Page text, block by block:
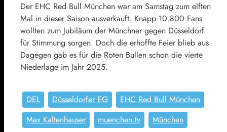
Der EHC Red Bull München war am Samstag zum elften
Mal in dieser Saison ausverkauft. Knapp 10.800 Fans
wollten zum Jubiläum der Münchner gegen Düsseldorf
für Stimmung sorgen. Doch die erhoffte Feier blieb aus.
Dagegen gab es für die Roten Bullen schon die vierte
Niederlage im Jahr 2025.
DEL Düsseldorfer EG
EHC Red Bull München
Max Kaltenhauser
muenchen.tv
München